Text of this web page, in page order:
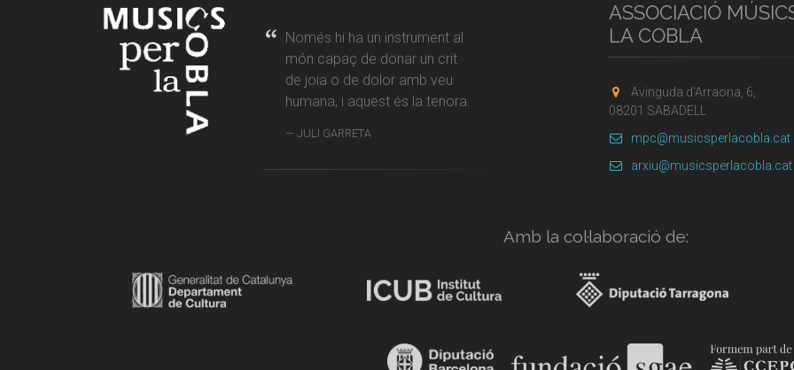
Només hi ha un instrument al
món capaç de donar un crit
de joia o de dolor amb veu
humana, i aquest és la tenora.
JULI GARRETA
ASSOCIACIÓ
LA COBLA
Avinguda d'Arraona, 6,
08201 SABADELL
mpc@musicsperlacobla.cat
arxiu@musicsperlacobla.cat
Amb la col·laboració de: